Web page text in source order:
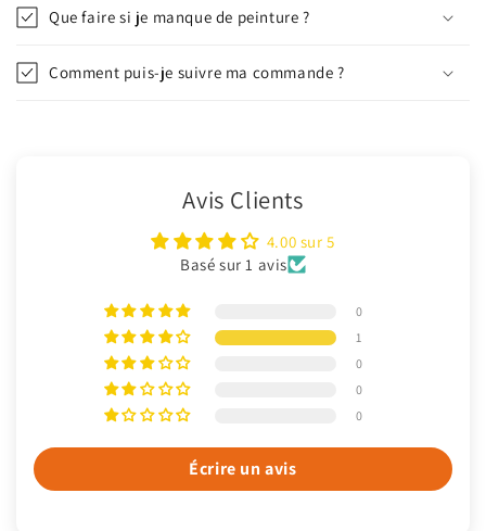
Que faire si je manque de peinture ?
Comment puis-je suivre ma commande ?
Avis Clients
4.00 sur 5
Basé sur 1 avis
0
1
0
0
0
Écrire un avis